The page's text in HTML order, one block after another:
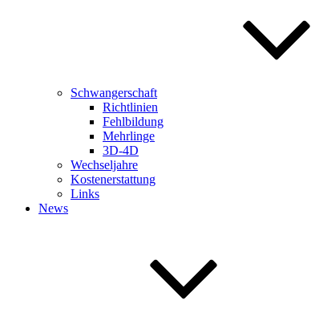
Schwangerschaft
Richtlinien
Fehlbildung
Mehrlinge
3D-4D
Wechseljahre
Kostenerstattung
Links
News